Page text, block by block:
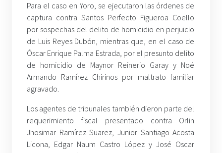
Para el caso en Yoro, se ejecutaron las órdenes de
captura contra Santos Perfecto Figueroa Coello
por sospechas del delito de homicidio en perjuicio
de Luis Reyes Dubón, mientras que, en el caso de
Óscar Enrique Palma Estrada, por el presunto delito
de homicidio de Maynor Reinerio Garay y Noé
Armando Ramírez Chirinos por maltrato familiar
agravado.
Los agentes de tribunales también dieron parte del
requerimiento fiscal presentado contra Orlin
Jhosimar Ramírez Suarez, Junior Santiago Acosta
Licona, Edgar Naum Castro López y José Oscar